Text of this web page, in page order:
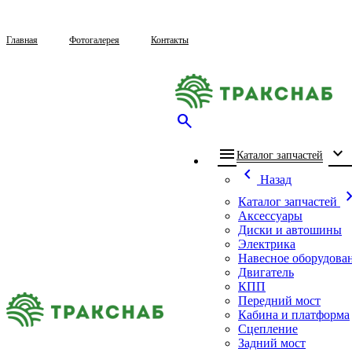
Главная Фотогалерея Контакты
search
menu Каталог запчастей expand_more
chevron_left
Назад
Каталог запчастей
chevron_right
Аксессуары
Диски и автошины
Электрика
Навесное
Двигатель
КПП
Передний мост
Кабина и платформа
Сцепление
Задний мост